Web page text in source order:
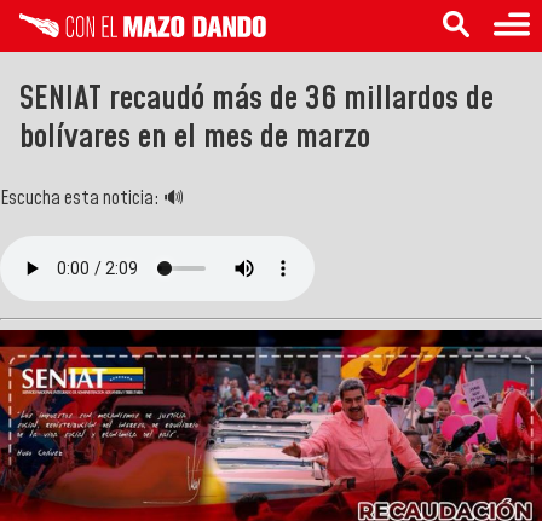
SENIAT recaudó más de 36 millardos de
bolívares en el mes de marzo
Escucha esta noticia: 🔊